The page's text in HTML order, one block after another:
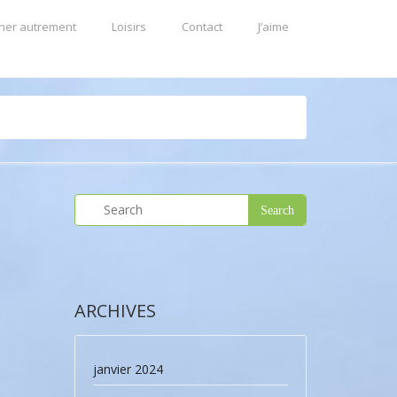
autrement Loisirs Contact J’aime
ARCHIVES
janvier 2024